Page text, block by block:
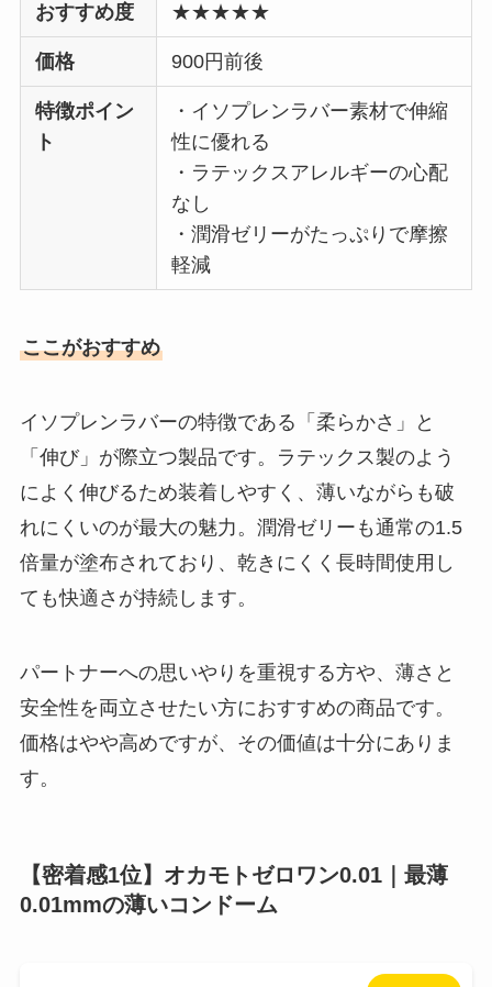
おすすめ度 ★★★★★
価格 900円前後
特徴ポイン
ト
・イソプレンラバー素材で伸縮
性に優れる
・ラテックスアレルギーの心配
なし
・潤滑ゼリーがたっぷりで摩擦
軽減
ここがおすすめ
イソプレンラバーの特徴である「柔らかさ」と
「伸び」が際立つ製品です。ラテックス製のよう
によく伸びるため装着しやすく、薄いながらも破
れにくいのが最大の魅力。潤滑ゼリーも通常の1.5
倍量が塗布されており、乾きにくく長時間使用し
ても快適さが持続します。
パートナーへの思いやりを重視する方や、薄さと
安全性を両立させたい方におすすめの商品です。
価格はやや高めですが、その価値は十分にありま
す。
【密着感1位】オカモトゼロワン0.01｜最薄
0.01mmの薄いコンドーム